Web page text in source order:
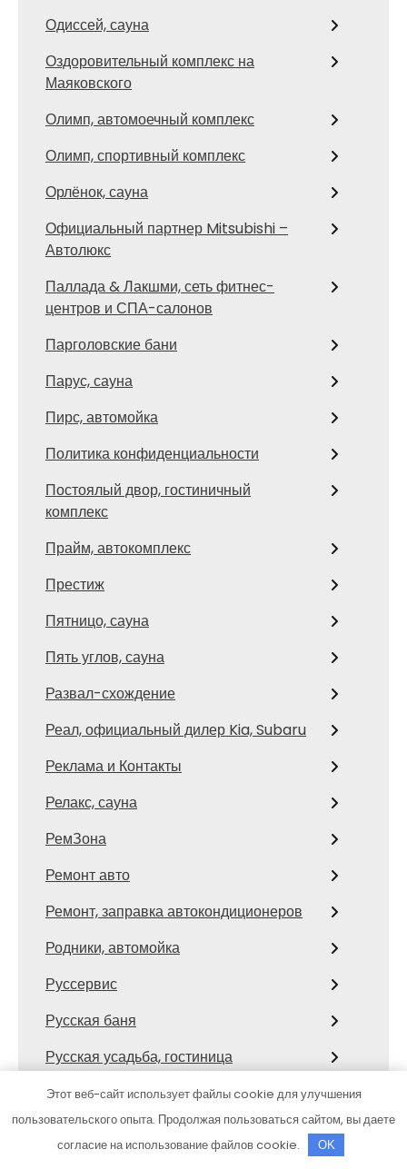
Одиссей, сауна
Оздоровительный комплекс на
Маяковского
Олимп, автомоечный комплекс
Олимп, спортивный комплекс
Орлёнок, сауна
Официальный партнер Mitsubishi –
Автолюкс
Паллада & Лакшми, сеть фитнес-
центров и СПА-салонов
Парголовские бани
Парус, сауна
Пирс, автомойка
Политика конфиденциальности
Постоялый двор, гостиничный
комплекс
Прайм, автокомплекс
Престиж
Пятницо, сауна
Пять углов, сауна
Развал-схождение
Реал, официальный дилер Kia, Subaru
Реклама и Контакты
Релакс, сауна
РемЗона
Ремонт авто
Ремонт, заправка автокондиционеров
Родники, автомойка
Руссервис
Русская баня
Русская усадьба, гостиница
Русский Дворик, банный комплекс
Русский дух, баня
Этот веб-сайт использует файлы cookie для улучшения
пользовательского опыта. Продолжая пользоваться сайтом, вы даете
согласие на использование файлов cookie.
OK